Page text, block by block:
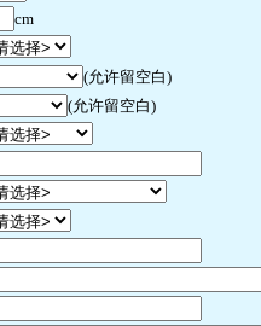
cm
(允许留空白)
(允许留空白)